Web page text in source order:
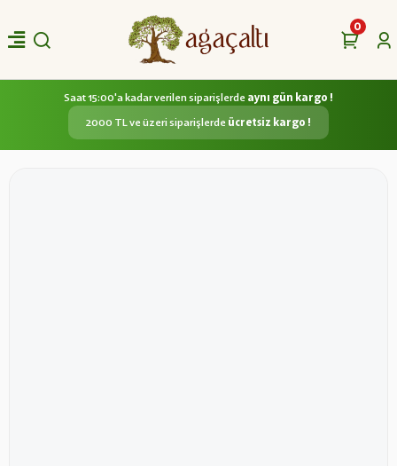
0
Saat 15:00'a kadar verilen siparişlerde aynı gün kargo !
2000 TL ve üzeri siparişlerde ücretsiz kargo !